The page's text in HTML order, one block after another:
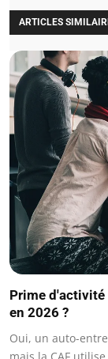
ARTICLES
Prime
en 2026 ?
Oui, un auto-
mais la CAF